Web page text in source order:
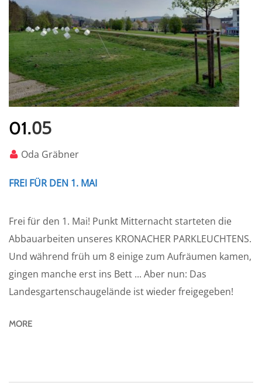
01.05
Oda Gräbner
FREI FÜR DEN 1. MAI
Frei für den 1. Mai! Punkt Mitternacht starteten die
Abbauarbeiten unseres KRONACHER PARKLEUCHTENS.
Und während früh um 8 einige zum Aufräumen kamen,
gingen manche erst ins Bett ... Aber nun: Das
Landesgartenschaugelände ist wieder freigegeben!
MORE